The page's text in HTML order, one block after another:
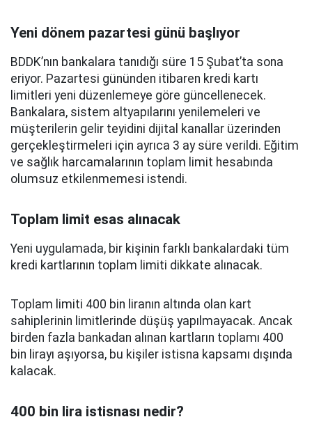
Yeni dönem pazartesi günü başlıyor
BDDK’nın bankalara tanıdığı süre 15 Şubat’ta sona
eriyor. Pazartesi gününden itibaren kredi kartı
limitleri yeni düzenlemeye göre güncellenecek.
Bankalara, sistem altyapılarını yenilemeleri ve
müşterilerin gelir teyidini dijital kanallar üzerinden
gerçekleştirmeleri için ayrıca 3 ay süre verildi. Eğitim
ve sağlık harcamalarının toplam limit hesabında
olumsuz etkilenmemesi istendi.
Toplam limit esas alınacak
Yeni uygulamada, bir kişinin farklı bankalardaki tüm
kredi kartlarının toplam limiti dikkate alınacak.
Toplam limiti 400 bin liranın altında olan kart
sahiplerinin limitlerinde düşüş yapılmayacak. Ancak
birden fazla bankadan alınan kartların toplamı 400
bin lirayı aşıyorsa, bu kişiler istisna kapsamı dışında
kalacak.
400 bin lira istisnası nedir?